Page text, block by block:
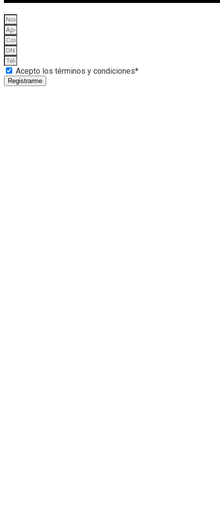
Acepto los términos y condiciones*
Registrarme